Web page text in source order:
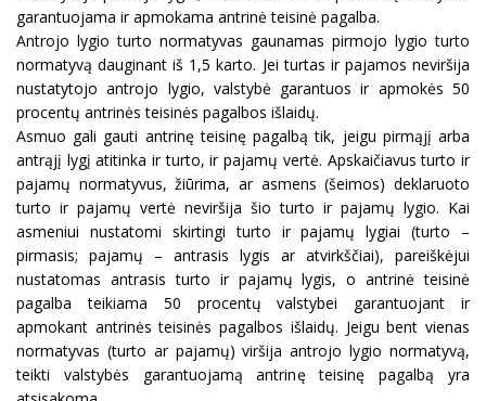
garantuojama ir apmokama antrinė teisinė pagalba.
Antrojo lygio turto normatyvas gaunamas pirmojo lygio turto
normatyvą dauginant iš 1,5 karto. Jei turtas ir pajamos neviršija
nustatytojo antrojo lygio, valstybė garantuos ir apmokės 50
procentų antrinės teisinės pagalbos išlaidų.
Asmuo gali gauti antrinę teisinę pagalbą tik, jeigu pirmąjį arba
antrąjį lygį atitinka ir turto, ir pajamų vertė. Apskaičiavus turto ir
pajamų normatyvus, žiūrima, ar asmens (šeimos) deklaruoto
turto ir pajamų vertė neviršija šio turto ir pajamų lygio. Kai
asmeniui nustatomi skirtingi turto ir pajamų lygiai (turto –
pirmasis; pajamų – antrasis lygis ar atvirkščiai), pareiškėjui
nustatomas antrasis turto ir pajamų lygis, o antrinė teisinė
pagalba teikiama 50 procentų valstybei garantuojant ir
apmokant antrinės teisinės pagalbos išlaidų. Jeigu bent vienas
normatyvas (turto ar pajamų) viršija antrojo lygio normatyvą,
teikti valstybės garantuojamą antrinę teisinę pagalbą yra